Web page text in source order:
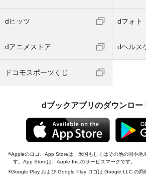
dヒッツ dフォト
dアニメストア dヘルス
ドコモスポーツくじ
dブックアプリのダウンロー
Appleのロゴ、App Storeは、米国もしくはその他の国や地
す。App Storeは、Apple Inc.のサービスマークです。
Google Play および Google Play ロゴは Google LLC の商